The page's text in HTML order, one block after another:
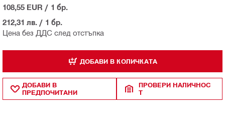
Цена без ДДС след отстъпка
108,55 EUR / 1 бр.
212,31 лв. / 1 бр.
ДОБАВИ В КОЛИЧКАТА
ДОБАВИ В
ПРЕДПОЧИТАНИ
ПРОВЕРИ НАЛИЧНОС
Т